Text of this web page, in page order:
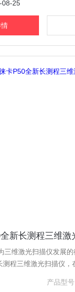
少外业时间，节省成本
08-25
新长测程三维激
三维激光扫描仪发展
程三维激光扫描仪，
术的同时，扫描距离
产品型号